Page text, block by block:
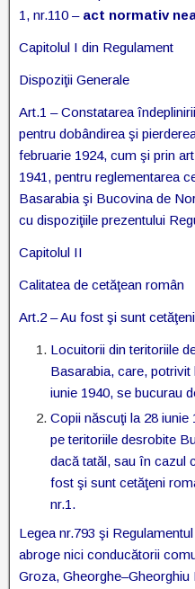
1, nr.110 – act normativ
Capitolul I din Regulament
Dispoziţii Generale
Art.1 – Constatarea
pentru dobândirea şi
februarie 1924, cum şi prin
1941, pentru reglementarea
Basarabia şi Bucovina de
cu dispoziţiile prezentului
Capitolul II
Calitatea de cetăţean român
Art.2 – Au fost şi sunt
Locuitorii din teritoriile
Basarabia, care,
iunie 1940, se bucurau
Copii născuţi la 28 iunie
pe teritoriile desrobite
dacă tatăl, sau în cazul
fost şi sunt cetăţeni
nr.1.
Legea nr.793 şi
abroge nici conducătorii
Groza,